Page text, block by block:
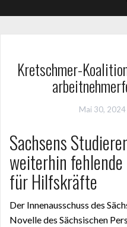
Kretschmer-
Mai 30, 2024
Sachsens
weiterhin
für Hilfskräfte
Der Innenausschuss des
Novelle des Sächsischen